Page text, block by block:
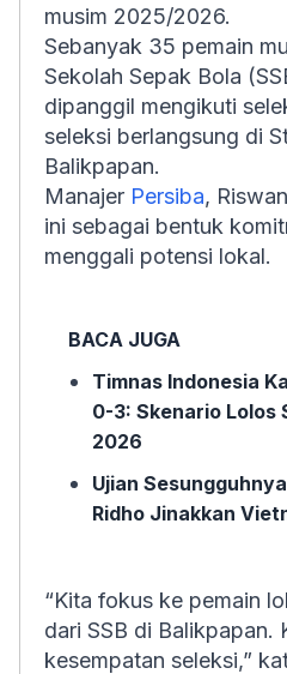
musim 2025/2026.
Sebanyak 35 pemain
Sekolah Sepak Bola
dipanggil mengikuti
seleksi berlangsung di
Balikpapan.
Manajer Persiba,
ini sebagai bentuk
menggali potensi lokal.
BACA JUGA
Timnas Indonesia
0-3: Skenario Lolos
2026
Ujian
Ridho Jinakkan
“Kita fokus ke pemain
dari SSB di Balikpapan.
kesempatan seleksi,”